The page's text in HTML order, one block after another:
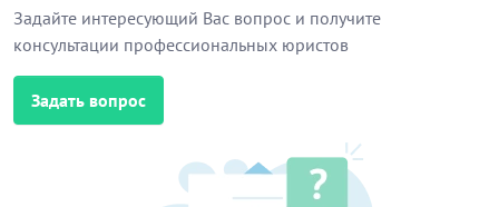
Задайте интересующий Вас вопрос и получите
консультации профессиональных юристов
Задать вопрос